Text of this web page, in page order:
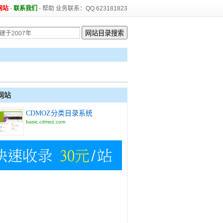
站 - 联系我们 - 帮助 业务联系：QQ 623181823
站
CDMOZ分类目录系统
basic.cdmoz.com